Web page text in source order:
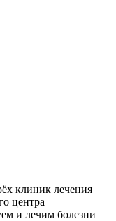
клиник лечения
центра
и лечим болезни